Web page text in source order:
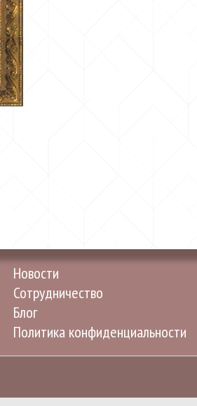
Новости
Сотрудничество
Блог
Политика конфиденциальности